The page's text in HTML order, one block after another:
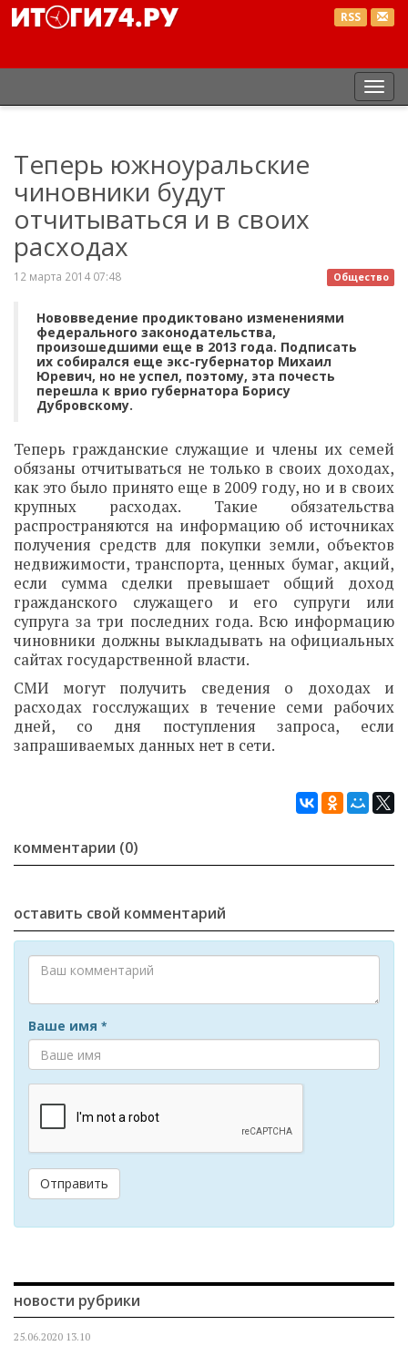
RSS
Теперь южноуральские
чиновники будут
отчитываться и в своих
расходах
Общество
12 марта 2014 07:48
Нововведение продиктовано изменениями
федерального законодательства,
произошедшими еще в 2013 года. Подписать
их собирался еще экс-губернатор Михаил
Юревич, но не успел, поэтому, эта почесть
перешла к врио губернатора Борису
Дубровскому.
Теперь гражданские служащие и члены их семей
обязаны отчитываться не только в своих доходах,
как это было принято еще в 2009 году, но и в своих
крупных расходах. Такие обязательства
распространяются на информацию об источниках
получения средств для покупки земли, объектов
недвижимости, транспорта, ценных бумаг, акций,
если сумма сделки превышает общий доход
гражданского служащего и его супруги или
супруга за три последних года. Всю информацию
чиновники должны выкладывать на официальных
сайтах государственной власти.
СМИ могут получить сведения о доходах и
расходах госслужащих в течение семи рабочих
дней, со дня поступления запроса, если
запрашиваемых данных нет в сети.
комментарии (0)
оставить свой комментарий
Ваше имя *
Отправить
новости рубрики
25.06.2020 13.10